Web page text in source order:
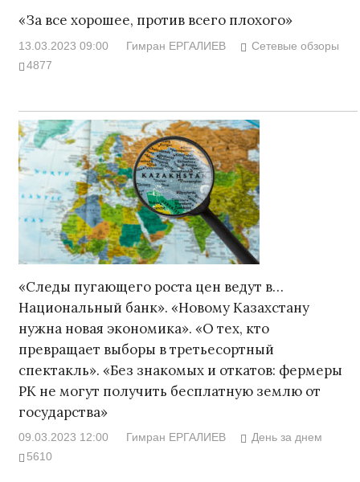
«За все хорошее, против всего плохого»
13.03.2023 09:00 Гимран ЕРГАЛИЕВ
Сетевые обзоры
4877
«Следы пугающего роста цен ведут в…
Национальный банк». «Новому Казахстану
нужна новая экономика». «О тех, кто
превращает выборы в третьесортный
спектакль». «Без знакомых и откатов: фермеры
РК не могут получить бесплатную землю от
государства»
09.03.2023 12:00 Гимран ЕРГАЛИЕВ
День за днем
5610